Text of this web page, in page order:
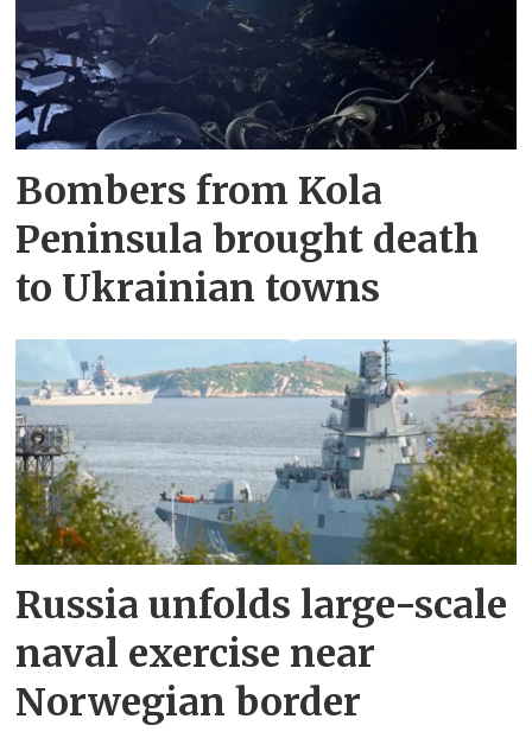
Bombers from Kola
Peninsula brought death
to Ukrainian towns
Russia unfolds large-scale
naval exercise near
Norwegian border